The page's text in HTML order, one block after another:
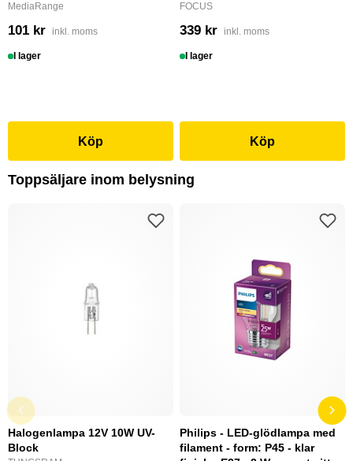
MediaRange
101 kr inkl. moms
I lager
Köp
FOCUS
339 kr inkl. moms
I lager
Köp
Toppsäljare inom belysning
Halogenlampa 12V 10W UV-
Block
Philips - LED-glödlampa med
filament - form: P45 - klar